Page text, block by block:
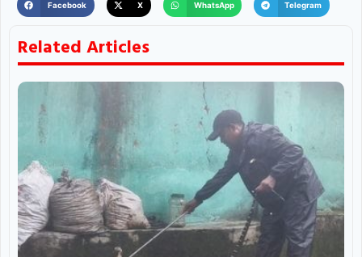
Facebook X WhatsApp Telegram
Related Articles